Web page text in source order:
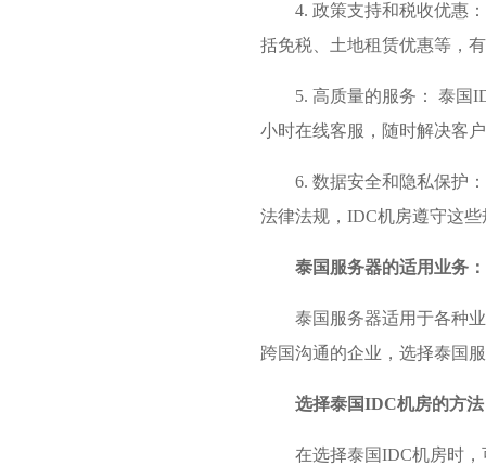
4. 政策支持和税收优惠
括免税、土地租赁优惠等，
5. 高质量的服务： 泰国
小时在线客服，随时解决客
6. 数据安全和隐私保护
法律法规，IDC机房遵守这
泰国服务器的适用业务：
泰国服务器适用于各种
跨国沟通的企业，选择泰国
选择泰国IDC机房的方
在选择泰国IDC机房时